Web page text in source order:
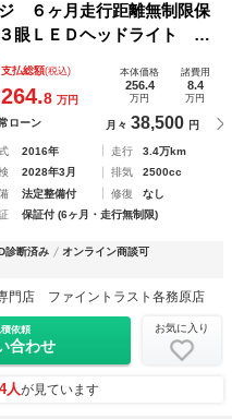
６ヶ月走行距離無制限保
ＬＥＤヘッドライト 衝
レーダークルーズコント
シートエアコン シートヒ
支払総額(税込)
264.8 万円
本体価格
256.4
万円
諸費用
8.4
万円
ローン 月々 38,500 円
2016年 走行
3.4万km
2028年3月 排気
2500cc
法定整備付 修復
なし
保証付 (6ヶ月・走行無制限)
診断済み
オンライン商談可
門店 ファイントラスト各務原店
依頼
合わせ
お気に入り
人が見ています